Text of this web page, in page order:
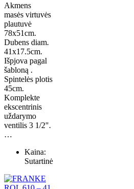
Akmens
masės virtuvės
plautuvė
78x51cm.
Dubens diam.
41x17.5cm.
Išpjova pagal
šabloną .
Spintelės plotis
45cm.
Komplekte
ekscentrinis
uždarymo
ventilis 3 1/2".
…
Kaina:
Sutartinė